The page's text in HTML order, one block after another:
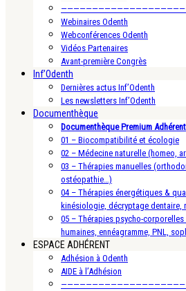
Webinaires Odenth
Webconférences Odenth
Vidéos Partenaires
Avant-première Congrès
Inf’Odenth
Dernières actus Inf’Odenth
Les newsletters Inf’Odenth
Documenthèque
Documenthèque Premium Adhérent
01 – Biocompatibilité et écologie
02 – Médecine naturelle (homeo,
03 – Thérapies manuelles
ostéopathie…)
04 – Thérapies énergétiques &
kinésiologie, décryptage
05 – Thérapies psycho-corporelles
humaines, ennéagramme, PNL,
ESPACE ADHÉRENT
Adhésion à Odenth
AIDE à l’Adhésion